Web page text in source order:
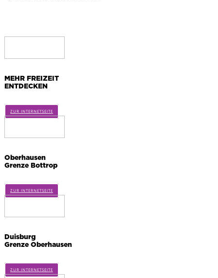
MEHR FREIZEIT
ENTDECKEN
ZUR INTERNETSEITE
Oberhausen
Grenze Bottrop
ZUR INTERNETSEITE
Duisburg
Grenze Oberhausen
ZUR INTERNETSEITE